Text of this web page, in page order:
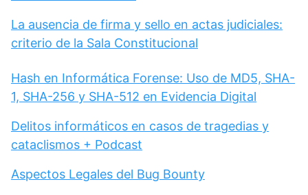
La ausencia de firma y sello en actas judiciales:
criterio de la Sala Constitucional
Hash en Informática Forense: Uso de MD5, SHA-
1, SHA-256 y SHA-512 en Evidencia Digital
Delitos informáticos en casos de tragedias y
cataclismos + Podcast
Aspectos Legales del Bug Bounty